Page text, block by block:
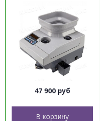
47 900 руб
В корзину